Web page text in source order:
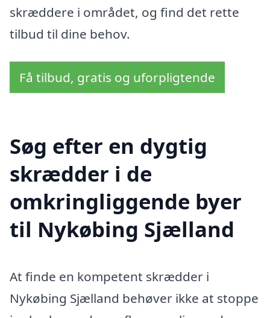
skræddere i området, og find det rette
tilbud til dine behov.
Få tilbud, gratis og uforpligtende
Søg efter en dygtig
skrædder i de
omkringliggende byer
til Nykøbing Sjælland
At finde en kompetent skrædder i
Nykøbing Sjælland behøver ikke at stoppe